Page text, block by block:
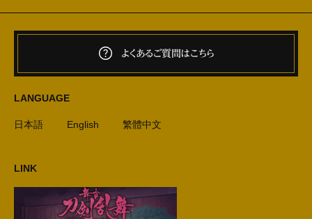
よくあるご質問はこちら
LANGUAGE
日本語 English 繁體中文
LINK